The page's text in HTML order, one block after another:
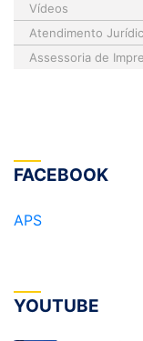
Vídeos
Atendimento
Assessoria de
FACEBOOK
APS
YOUTUBE